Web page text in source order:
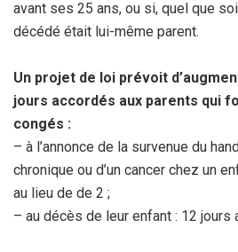
avant ses 25 ans, ou si, quel que
décédé était lui-même parent.
Un projet de loi prévoit
jours accordés aux parents qui
congés :
– à l’annonce de la survenue du
chronique ou d’un cancer chez un
au lieu de de 2 ;
– au décès de leur enfant : 12 jours